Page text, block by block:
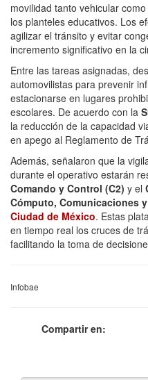
movilidad tanto vehicular
los planteles educativos. Los
agilizar el tránsito y evitar
incremento significativo en la
Entre las tareas asignadas,
automovilistas para prevenir
estacionarse en lugares
escolares. De acuerdo con la
la reducción de la capacidad
en apego al Reglamento de
Además, señalaron que la
durante el operativo estarán
Comando y Control (C2) y el
Cómputo, Comunicaciones
Ciudad de México. Estas
en tiempo real los cruces de
facilitando la toma de
Infobae
Compartir en: